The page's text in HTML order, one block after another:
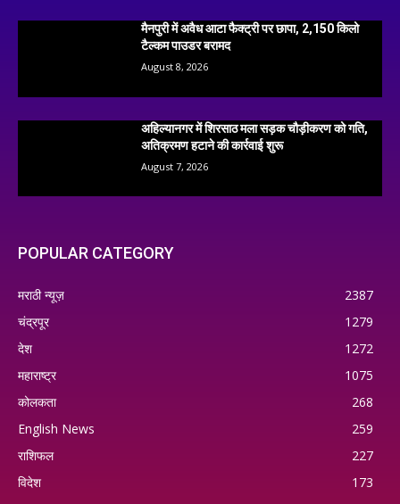
मैनपुरी में अवैध आटा फैक्ट्री पर छापा, 2,150 किलो
टैल्कम पाउडर बरामद
August 8, 2026
अहिल्यानगर में शिरसाठ मला सड़क चौड़ीकरण को गति,
अतिक्रमण हटाने की कार्रवाई शुरू
August 7, 2026
POPULAR CATEGORY
मराठी न्यूज़
2387
चंद्रपूर
1279
देश
1272
महाराष्ट्र
1075
कोलकता
268
English News
259
राशिफल
227
विदेश
173